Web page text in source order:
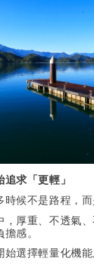
求「更輕」
候不是路程，而
厚重、不透氣、
感。
選擇輕量化機能